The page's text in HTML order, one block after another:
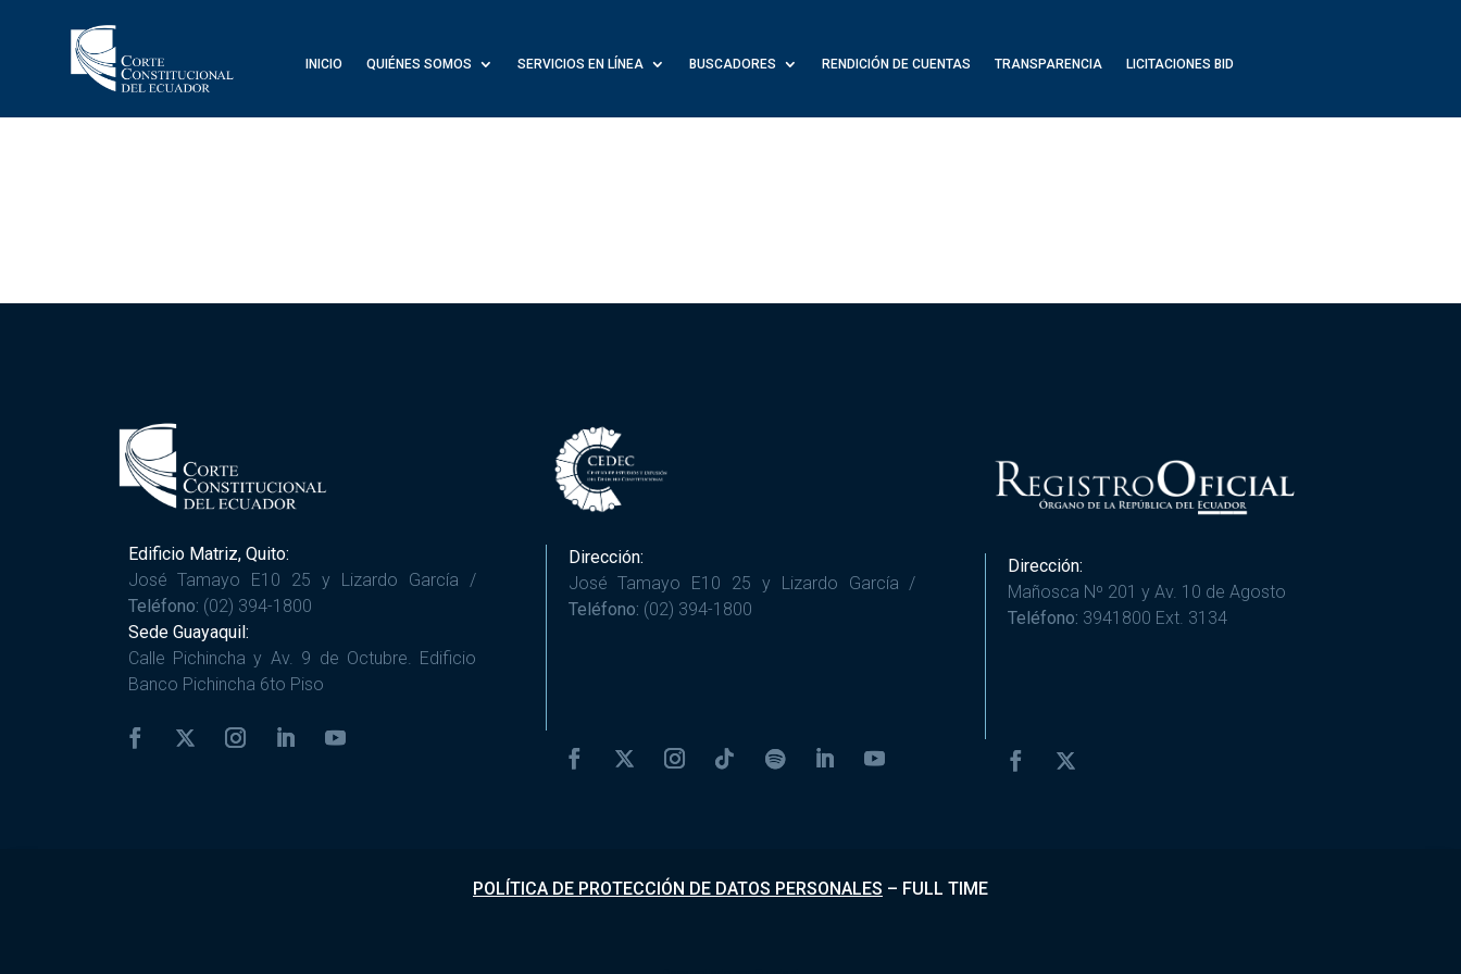
INICIO QUIÉNES SOMOS SERVICIOS EN LÍNEA BUSCADORES RENDICIÓN DE CUENTAS TRANSPARENCIA LICITACIONES BID
Edificio Matriz, Quito:
José Tamayo E10 25 y Lizardo García /
Teléfono: (02) 394-1800
Sede Guayaquil:
Calle Pichincha y Av. 9 de Octubre. Edificio
Banco Pichincha 6to Piso
Dirección:
José Tamayo E10 25 y Lizardo García /
Teléfono: (02) 394-1800
Dirección:
Mañosca Nº 201 y Av. 10 de Agosto
Teléfono: 3941800 Ext. 3134
POLÍTICA DE PROTECCIÓN DE DATOS PERSONALES – FULL TIME